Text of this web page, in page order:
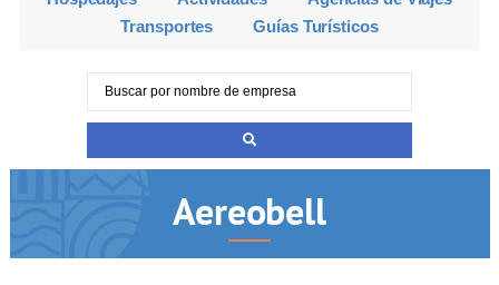
Transportes
Guías Turísticos
Aereobell